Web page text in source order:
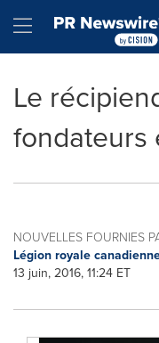
Hamburger
Le
fondateurs
NOUVELLES FOURNIES
Légion royale
13 juin, 2016, 11:24 ET